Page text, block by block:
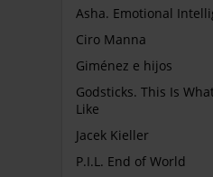
Asha. Emotional
Ciro Manna
Giménez e hijos
Godsticks. This Is
Like
Jacek Kieller
P.I.L. End of World